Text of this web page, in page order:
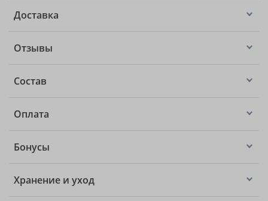
Доставка
Отзывы
Состав
Оплата
Бонусы
Хранение и уход